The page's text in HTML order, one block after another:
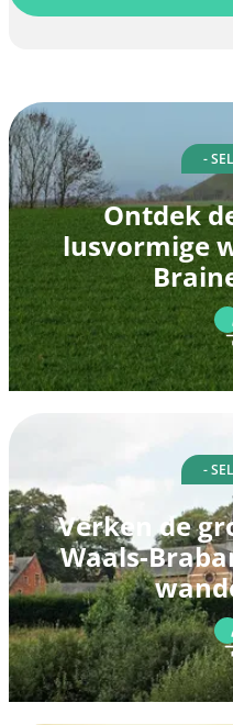
-
Ontdek
lusvormige
-
Verken de
Waals-